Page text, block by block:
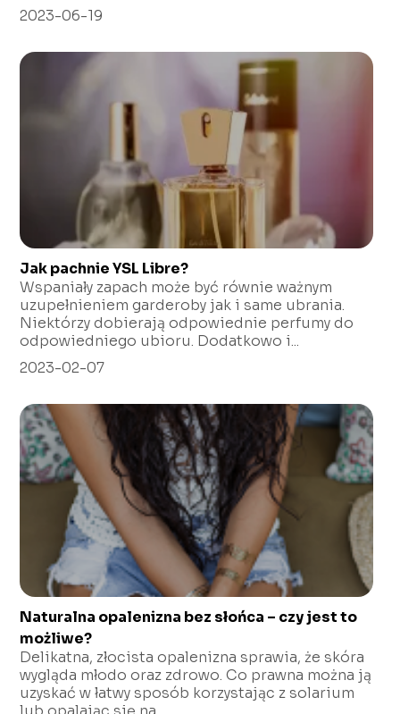
2023-06-19
Jak pachnie YSL Libre?
Wspaniały zapach może być równie ważnym
uzupełnieniem garderoby jak i same ubrania.
Niektórzy dobierają odpowiednie perfumy do
odpowiedniego ubioru. Dodatkowo i...
2023-02-07
Naturalna opalenizna bez słońca – czy jest to
możliwe?
Delikatna, złocista opalenizna sprawia, że skóra
wygląda młodo oraz zdrowo. Co prawna można ją
uzyskać w łatwy sposób korzystając z solarium